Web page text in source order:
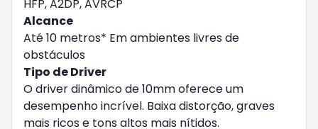
HFP, A2DP, AVRCP
Alcance
Até 10 metros* Em ambientes livres de
obstáculos
Tipo de Driver
O driver dinâmico de 10mm oferece um
desempenho incrível. Baixa distorção, graves
mais ricos e tons altos mais nítidos.